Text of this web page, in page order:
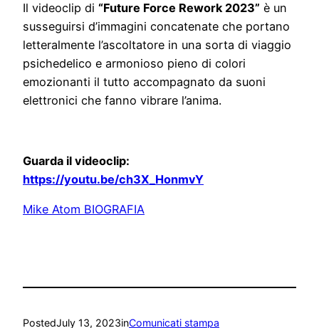
Il videoclip di “Future Force Rework 2023” è un
susseguirsi d’immagini concatenate che portano
letteralmente l’ascoltatore in una sorta di viaggio
psichedelico e armonioso pieno di colori
emozionanti il tutto accompagnato da suoni
elettronici che fanno vibrare l’anima.
Guarda il videoclip:
https://youtu.be/ch3X_HonmvY
Mike Atom BIOGRAFIA
PostedJuly 13, 2023inComunicati stampa